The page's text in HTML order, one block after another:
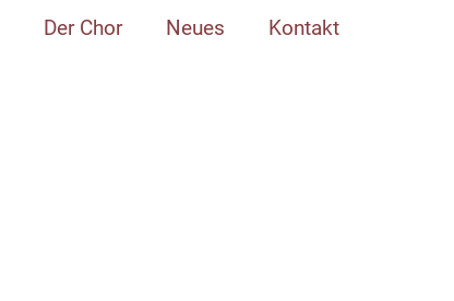
Der Chor Neues Kontakt